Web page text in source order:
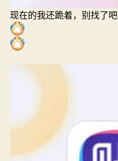
现在的我还跪着，别找了吧